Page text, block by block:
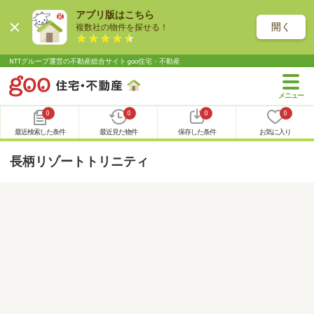
アプリ版はこちら
複数社の物件を探せる！ 開く
NTTグループ運営の不動産総合サイト goo住宅・不動産
0
最近検索した条件
0
最近見た物件
0
保存した条件
0
お気に入り
長柄リゾートトリニティ